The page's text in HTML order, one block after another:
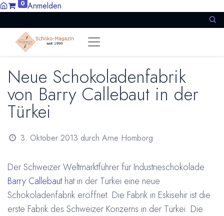
0 Anmelden
Neue Schokoladenfabrik
von Barry Callebaut in der
Türkei
3. Oktober 2013 durch Arne Homborg
Der Schweizer Weltmarktführer für Industrieschokolade
Barry Callebauthat in der Türkei eine neue
Schokoladenfabrik eröffnet. Die Fabrik in Eskisehir ist die
erste Fabrik des Schweizer Konzerns in der Türkei. Die